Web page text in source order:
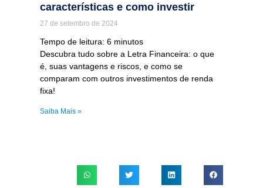
características e como investir
27 de setembro de 2024
Tempo de leitura: 6 minutos
Descubra tudo sobre a Letra Financeira: o que
é, suas vantagens e riscos, e como se
comparam com outros investimentos de renda
fixa!
Saiba Mais »